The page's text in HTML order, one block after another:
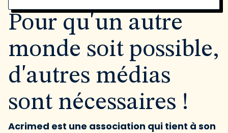
Pour qu'un autre
monde soit possible,
d'autres médias
sont nécessaires !
Acrimed est une association qui tient à son